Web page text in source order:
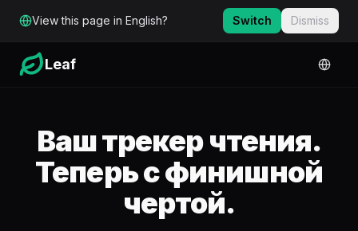
Перейти к основному содержимому
View this page in English? Switch Dismiss
Leaf
Ваш трекер чтения.
Теперь с финишной
чертой.